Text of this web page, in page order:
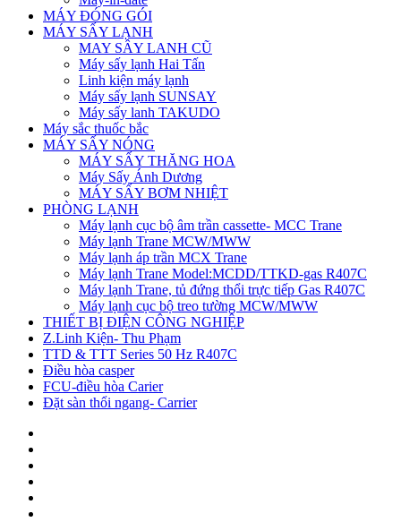
MÁY ĐÓNG GÓI
MÁY SẤY LẠNH
MAY SÂY LANH CŨ
Máy sấy lạnh Hai Tấn
Linh kiện máy lạnh
Máy sấy lạnh SUNSAY
Máy sấy lanh TAKUDO
Máy sắc thuốc bắc
MÁY SẤY NÓNG
MÁY SẤY THĂNG HOA
Máy Sấy Ánh Dương
MÁY SẤY BƠM NHIỆT
PHÒNG LẠNH
Máy lạnh cục bộ âm trần cassette- MCC Trane
Máy lạnh Trane MCW/MWW
Máy lạnh áp trần MCX Trane
Máy lạnh Trane Model:MCDD/TTKD-gas R407C
Máy lạnh Trane, tủ đứng thổi trực tiếp Gas R407C
Máy lạnh cục bộ treo tường MCW/MWW
THIẾT BỊ ĐIỆN CÔNG NGHIỆP
Z.Linh Kiện- Thu Phạm
TTD & TTT Series 50 Hz R407C
Điều hòa casper
FCU-điều hòa Carier
Đặt sàn thổi ngang- Carrier